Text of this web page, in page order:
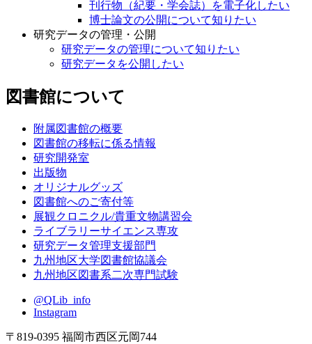
刊行物（紀要・学会誌）を電子化したい
博士論文の公開について知りたい
研究データの管理・公開
研究データの管理について知りたい
研究データを公開したい
図書館について
附属図書館の概要
図書館の移転に係る情報
研究開発室
出版物
オリジナルグッズ
図書館へのご寄付等
展観クロニクル/貴重文物講習会
ライブラリーサイエンス専攻
研究データ管理支援部門
九州地区大学図書館協議会
九州地区図書系二次専門試験
@QLib_info
Instagram
〒819-0395 福岡市西区元岡744